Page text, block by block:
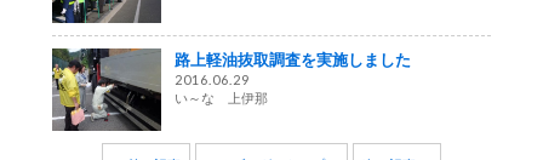
路上軽油抜取調査を実施しました
2016.06.29
い～な 上伊那